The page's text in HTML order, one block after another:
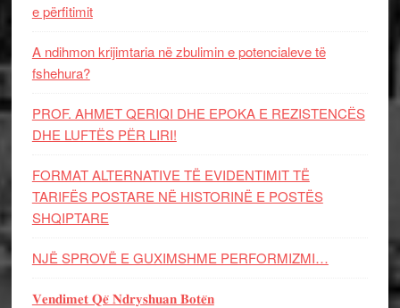
e përfitimit
A ndihmon krijimtaria në zbulimin e potencialeve të
fshehura?
PROF. AHMET QERIQI DHE EPOKA E REZISTENCЁS
DHE LUFTЁS PЁR LIRI!
FORMAT ALTERNATIVE TË EVIDENTIMIT TË
TARIFËS POSTARE NË HISTORINË E POSTËS
SHQIPTARE
NJË SPROVË E GUXIMSHME PERFORMIZMI…
𝐕𝐞𝐧𝐝𝐢𝐦𝐞𝐭 𝐐𝐞̈ 𝐍𝐝𝐫𝐲𝐬𝐡𝐮𝐚𝐧 𝐁𝐨𝐭𝐞̈𝐧